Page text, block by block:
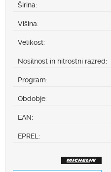
Širina:
Višina:
Velikost:
Nosilnost in hitrostni razred:
Program:
Obdobje:
EAN:
EPREL: